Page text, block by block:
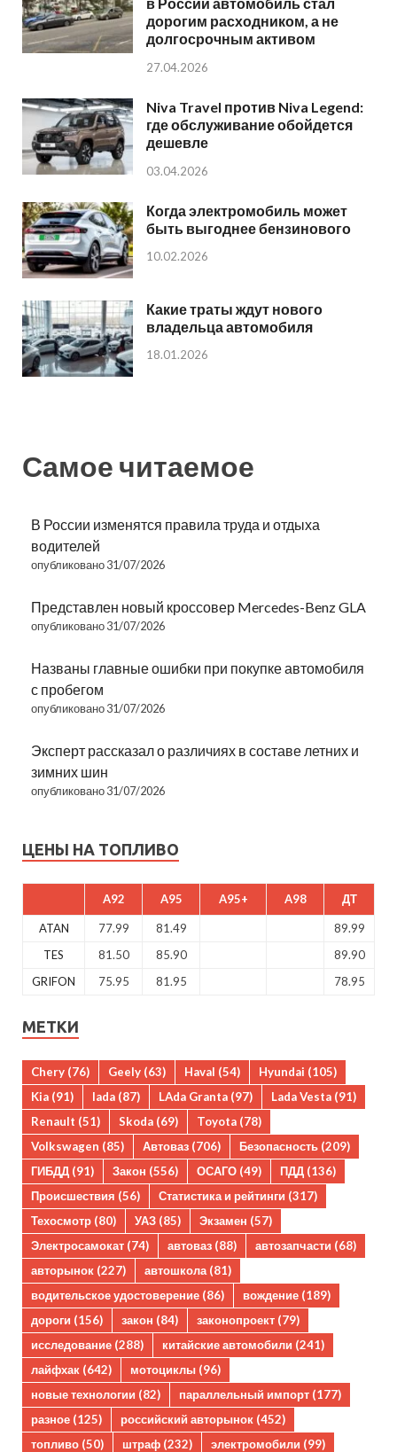
дорогим расходником, а не
долгосрочным активом
27.04.2026
Niva Travel против Niva Legend:
где обслуживание обойдется
дешевле
03.04.2026
Когда электромобиль может
быть выгоднее бензинового
10.02.2026
Какие траты ждут нового
владельца автомобиля
18.01.2026
Самое читаемое
В России изменятся правила труда и отдыха
водителей
опубликовано 31/07/2026
Представлен новый кроссовер Mercedes-Benz GLA
опубликовано 31/07/2026
Названы главные ошибки при покупке автомобиля
с пробегом
опубликовано 31/07/2026
Эксперт рассказал о различиях в составе летних и
зимних шин
опубликовано 31/07/2026
ЦЕНЫ НА ТОПЛИВО
A92 A95 A95+ A98 ДТ
ATAN 77.99 81.49
89.99
TES
81.50 85.90
89.90
GRIFON
75.95 81.95 78.95
МЕТКИ
Chery (76) Geely (63) Haval (54) Hyundai (105)
Kia (91) lada (87) LAda Granta (97) Lada Vesta (91)
Renault (51) Skoda (69) Toyota (78)
Volkswagen (85) Автоваз (706) Безопасность (209)
ГИБДД (91) Закон (556) ОСАГО (49) ПДД (136)
Происшествия (56) Статистика и рейтинги (317)
Техосмотр (80) УАЗ (85) Экзамен (57)
Электросамокат (74) автоваз (88) автозапчасти (68)
авторынок (227) автошкола (81)
водительское удостоверение (86) вождение (189)
дороги (156) закон (84) законопроект (79)
исследование (288) китайские автомобили (241)
лайфхак (642) мотоциклы (96)
новые технологии (82) параллельный импорт (177)
разное (125) российский авторынок (452)
топливо (50) штраф (232) электромобили (99)